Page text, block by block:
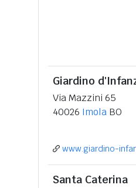
Giardino
Via Mazzini 65
40026 Imola BO
www.giardino-
Santa Caterina